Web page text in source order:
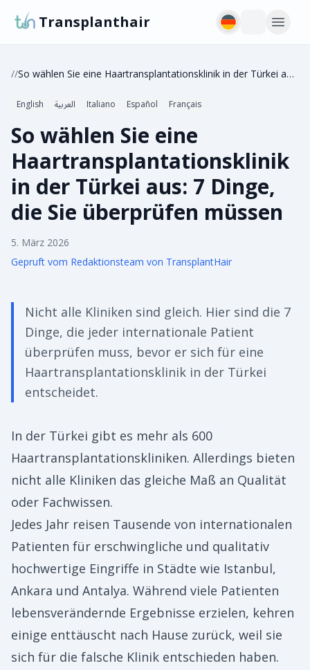
Transplanthair
// So wählen Sie eine Haartransplantationsklinik in der Türkei aus: 7 Dinge, die Sie überprüfen müssen
English العربية Italiano Español Français
So wählen Sie eine
Haartransplantationsklinik
in der Türkei aus: 7 Dinge,
die Sie überprüfen müssen
5. März 2026
Gepruft vom Redaktionsteam von TransplantHair
Nicht alle Kliniken sind gleich. Hier sind die 7
Dinge, die jeder internationale Patient
überprüfen muss, bevor er sich für eine
Haartransplantationsklinik in der Türkei
entscheidet.
In der Türkei gibt es mehr als 600
Haartransplantationskliniken. Allerdings bieten
nicht alle Kliniken das gleiche Maß an Qualität
oder Fachwissen.
Jedes Jahr reisen Tausende von internationalen
Patienten für erschwingliche und qualitativ
hochwertige Eingriffe in Städte wie Istanbul,
Ankara und Antalya. Während viele Patienten
lebensverändernde Ergebnisse erzielen, kehren
einige enttäuscht nach Hause zurück, weil sie
sich für die falsche Klinik entschieden haben.